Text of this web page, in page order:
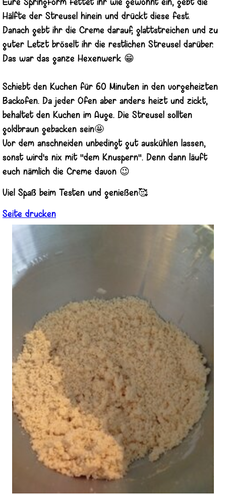
Eure Springform fettet ihr wie gewohnt ein, gebt die
Hälfte der Streusel hinein und drückt diese fest.
Danach gebt ihr die Creme darauf, glattstreichen und zu
guter Letzt bröselt ihr die restlichen Streusel darüber.
Das war das ganze Hexenwerk 😁
Schiebt den Kuchen für 60 Minuten in den vorgeheizten
Backofen. Da jeder Ofen aber anders heizt und zickt,
behaltet den Kuchen im Auge. Die Streusel sollten
goldbraun gebacken sein🤩
Vor dem anschneiden unbedingt gut auskühlen lassen,
sonst wird's nix mit "dem Knuspern". Denn dann läuft
euch nämlich die Creme davon 😉
Viel Spaß beim Testen und genießen🥰
Seite drucken